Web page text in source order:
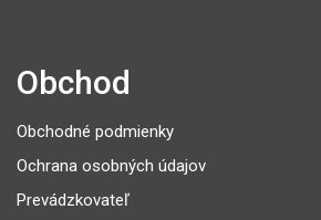
Obchod
Obchodné podmienky
Ochrana osobných údajov
Prevádzkovateľ